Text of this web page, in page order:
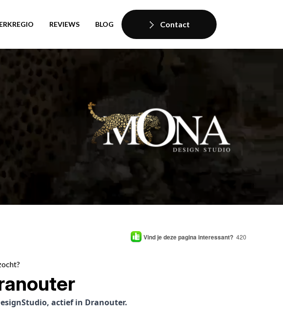
REVIEWS BLOG Contact
Vind je deze pagina interessant? 420
actief in Dranouter.